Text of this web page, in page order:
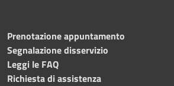
Prenotazione appuntamento
Segnalazione disservizio
Leggi le FAQ
Richiesta di assistenza